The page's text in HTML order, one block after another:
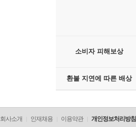
소비자 피해보상
환불 지연에 따른 배상
회사소개 인재채용 이용약관 개인정보처리방침